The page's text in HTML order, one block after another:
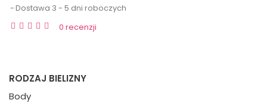
Dostawa 3 - 5 dni roboczych
0 recenzji
RODZAJ BIELIZNY
Body